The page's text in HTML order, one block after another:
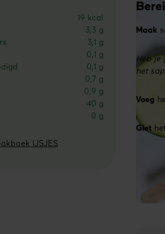
19 kcal
3,3 g
3,1 g
0,1 g
0,1 g
0,7 g
0,9 g
40 g
0 g
IJSJES
Maak
Heb je
het
Voeg
Giet